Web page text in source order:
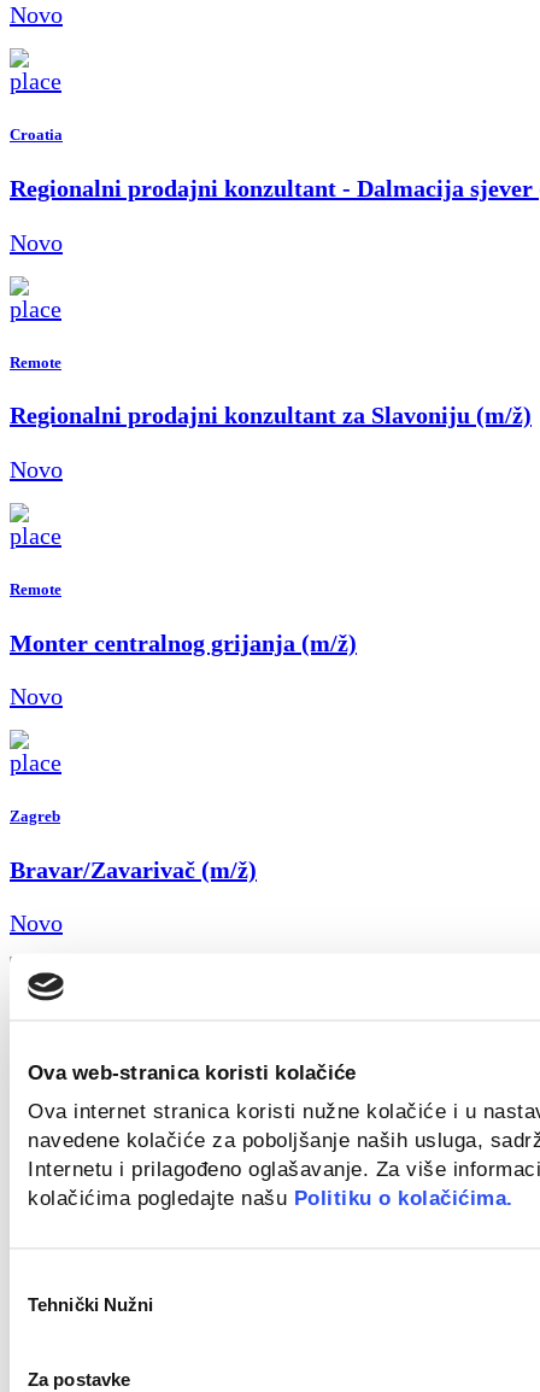
Ova web-stranica koristi kolačiće
Ova internet stranica koristi nužne kolačiće i u
navedene kolačiće za poboljšanje naših usluga,
Internetu i prilagođeno oglašavanje. Za više
kolačićima pogledajte našu Politiku o kolačićima.
pristanka
Tehnički Nužni
Za postavke
Novo
Croatia
Regionalni prodajni konzultant - Dalmacija sjever
Novo
Remote
Regionalni prodajni konzultant za Slavoniju (m/ž)
Novo
Remote
Monter centralnog grijanja (m/ž)
Novo
Zagreb
Bravar/Zavarivač (m/ž)
Novo
Field Sales Representative (Welding) m/f
Novo
Novo